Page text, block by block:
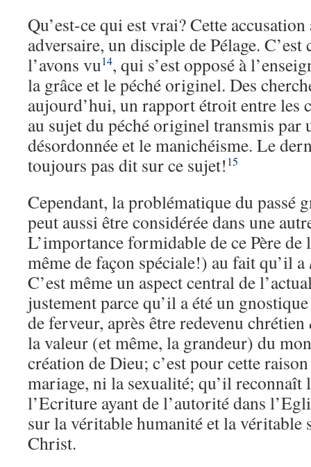
Qu’est-ce qui est vrai? Cette
adversaire, un disciple de Pélage.
l’avons vu14, qui s’est opposé à
la grâce et le péché originel. Des
aujourd’hui, un rapport étroit entre les
au sujet du péché originel transmis par
désordonnée et le manichéisme. Le
toujours pas dit sur ce sujet! 15
Cependant, la problématique du passé
peut aussi être considérée dans une
L’importance formidable de ce Père de
même de façon spéciale!) au fait qu’il a
C’est même un aspect central de
justement parce qu’il a été un
de ferveur, après être redevenu chrétien
la valeur (et même, la grandeur) du
création de Dieu; c’est pour cette
mariage, ni la sexualité; qu’il reconnaît
l’Ecriture ayant de l’autorité dans
sur la véritable humanité et la véritable
Christ.